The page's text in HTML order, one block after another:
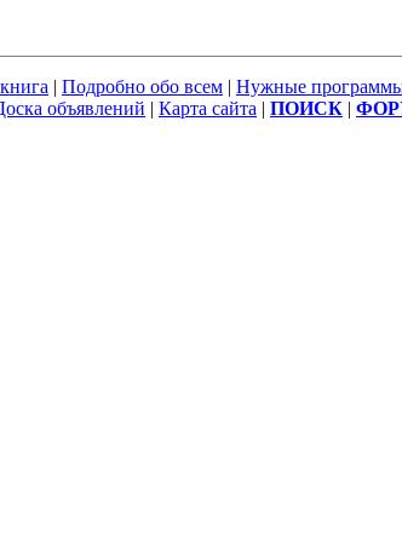
| Подробно обо всем | Нужные
объявлений | Карта сайта | ПОИСК |